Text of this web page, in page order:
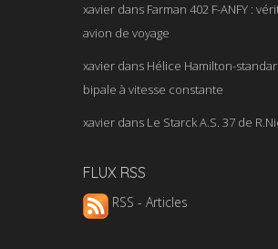
xavier dans Farman 402 F-ANFY :
avion de voyage
xavier dans Hélice Hamilton-
bipale à vitesse constante
xavier dans Le Starck A.S. 37 de
FLUX RSS
RSS - Articles